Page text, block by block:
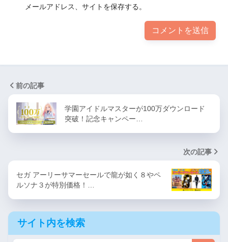
メールアドレス、サイトを保存する。
前の記事
学園アイドルマスターが100万ダウンロード
突破！記念キャンペー…
次の記事
セガ アーリーサマーセールで龍が如く８やペ
ルソナ３が特別価格！…
サイト内を検索